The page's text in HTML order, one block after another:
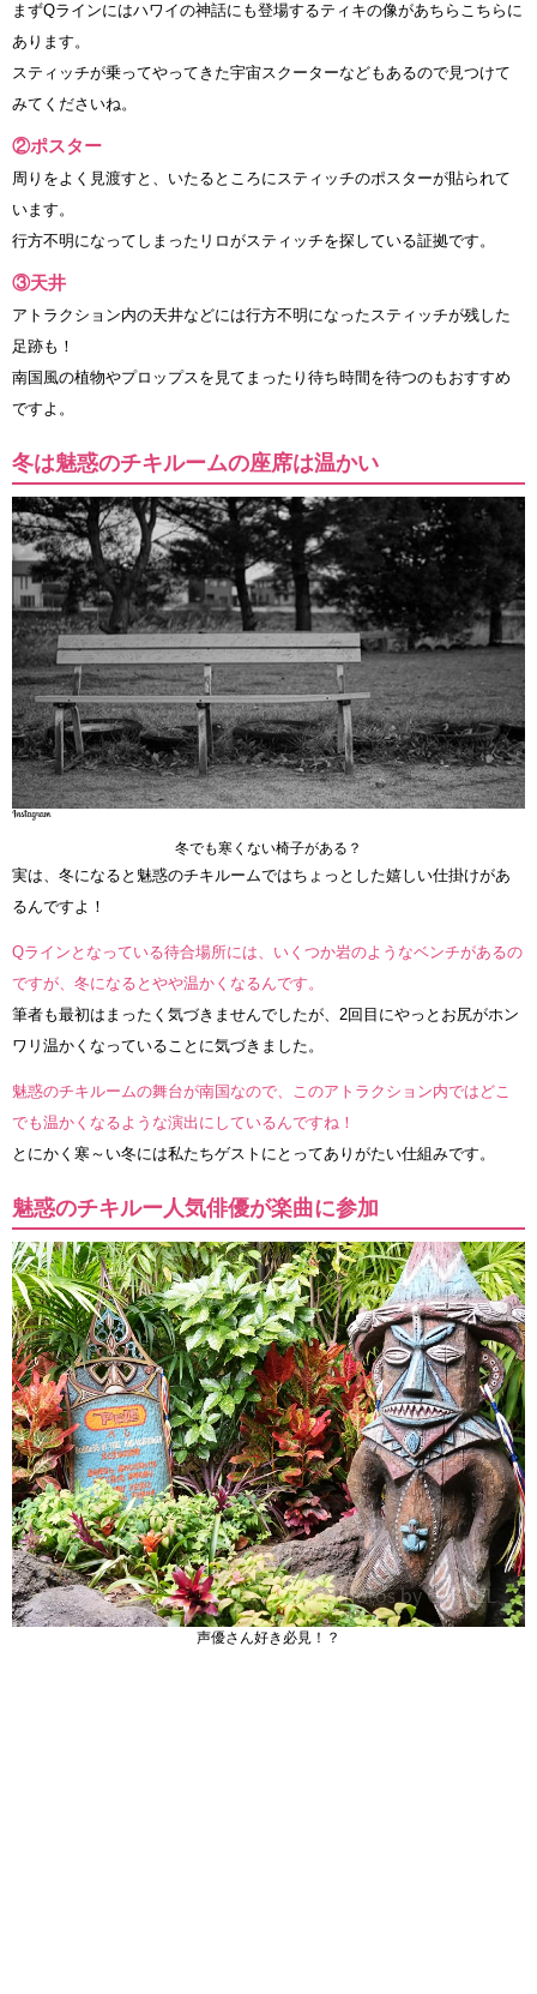
まずQラインにはハワイの神話にも登場するティキの像があちらこちらに
あります。
スティッチが乗ってやってきた宇宙スクーターなどもあるので見つけて
みてくださいね。
②ポスター
周りをよく見渡すと、いたるところにスティッチのポスターが貼られて
います。
行方不明になってしまったリロがスティッチを探している証拠です。
③天井
アトラクション内の天井などには行方不明になったスティッチが残した
足跡も！
南国風の植物やプロップスを見てまったり待ち時間を待つのもおすすめ
ですよ。
冬は魅惑のチキルームの座席は温かい
冬でも寒くない椅子がある？
実は、冬になると魅惑のチキルームではちょっとした嬉しい仕掛けがあ
るんですよ！
Qラインとなっている待合場所には、いくつか岩のようなベンチがあるの
ですが、冬になるとやや温かくなるんです。
筆者も最初はまったく気づきませんでしたが、2回目にやっとお尻がホン
ワリ温かくなっていることに気づきました。
魅惑のチキルームの舞台が南国なので、このアトラクション内ではどこ
でも温かくなるような演出にしているんですね！
とにかく寒～い冬には私たちゲストにとってありがたい仕組みです。
魅惑のチキルー人気俳優が楽曲に参加
声優さん好き必見！？